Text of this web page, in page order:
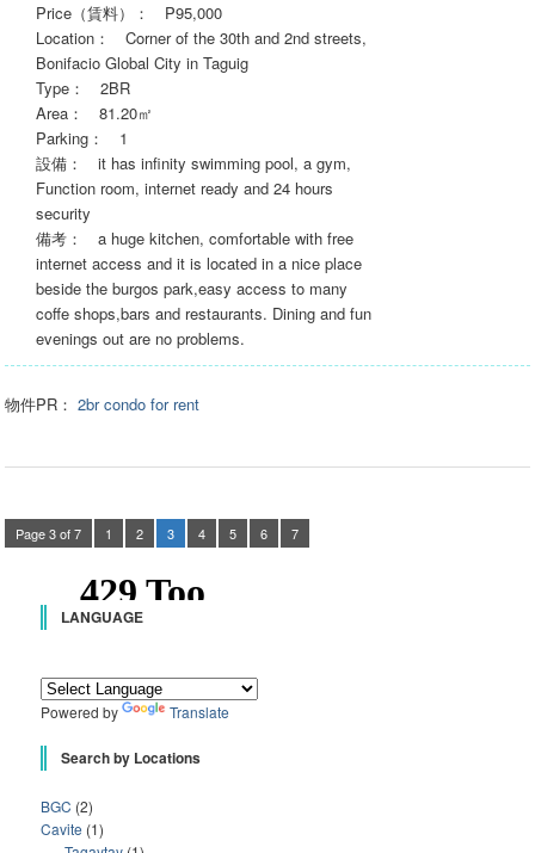
Price（賃料）： P95,000
Location： Corner of the 30th and 2nd streets,
Bonifacio Global City in Taguig
Type： 2BR
Area： 81.20㎡
Parking： 1
設備： it has infinity swimming pool, a gym,
Function room, internet ready and 24 hours
security
備考： a huge kitchen, comfortable with free
internet access and it is located in a nice place
beside the burgos park,easy access to many
coffe shops,bars and restaurants. Dining and fun
evenings out are no problems.
物件PR：2br condo for rent
Page 3 of 7 1 2 3 4 5 6 7
LANGUAGE
Powered by Translate
Search by Locations
BGC (2)
Cavite (1)